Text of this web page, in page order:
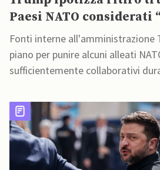
Paesi NATO
Fonti interne all'amministrazione
piano per punire alcuni alleati
sufficientemente collaborativi